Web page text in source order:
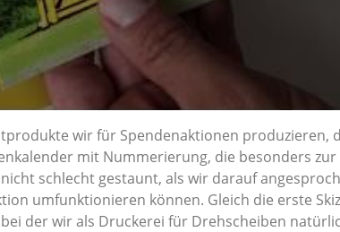
wir für Spendenaktionen produzieren,
mit Nummerierung, die besonders zur
schlecht gestaunt, als wir darauf
umfunktionieren können. Gleich die erste
der wir als Druckerei für Drehscheiben